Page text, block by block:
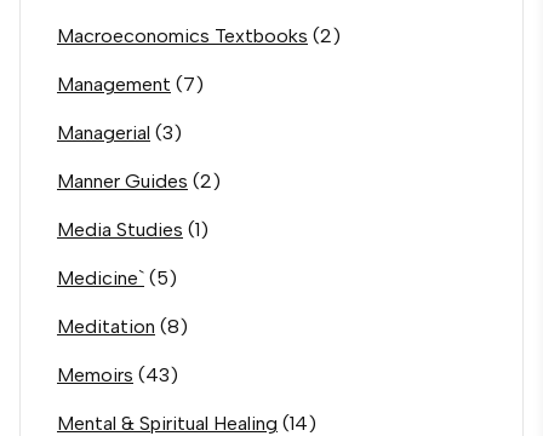
Macroeconomics Textbooks (2)
Management (7)
Managerial (3)
Manner Guides (2)
Media Studies (1)
Medicine` (5)
Meditation (8)
Memoirs (43)
Mental & Spiritual Healing (14)